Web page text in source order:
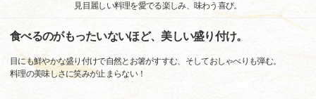
見目麗しい料理を愛でる楽しみ、味わう喜び。
食べるのがもったいないほど、美しい盛り付け。
目にも鮮やかな盛り付けで自然とお箸がすすむ、そしておしゃべりも弾む。
料理の美味しさに笑みが止まらない！